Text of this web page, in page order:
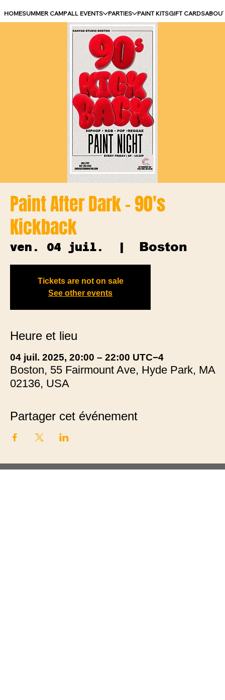
HOMESUMMER CAMPALL EVENTS PARTIES PAINT KITSGIFT CARDS
Paint After Dark - 90's
Kickback
ven. 04 juil.
  |
Boston
Tickets are not on sale
See other events
Heure et lieu
04 juil. 2025, 20:00 – 22:00 UTC−4
Boston, 55 Fairmount Ave, Hyde Park, MA
02136, USA
Partager cet événement